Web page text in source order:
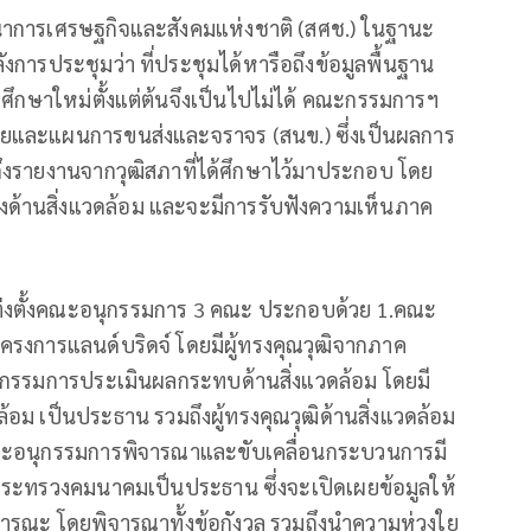
ารเศรษฐกิจและสังคมแห่งชาติ (สศช.) ในฐานะ
การประชุมว่า ที่ประชุมได้หารือถึงข้อมูลพื้นฐาน
กษาใหม่ตั้งแต่ต้นจึงเป็นไปไม่ได้ คณะกรรมการฯ
ละแผนการขนส่งและจราจร (สนข.) ซึ่งเป็นผลการ
ายงานจากวุฒิสภาที่ได้ศึกษาไว้มาประกอบ โดย
านสิ่งแวดล้อม และจะมีการรับฟังความเห็นภาค
ตั้งคณะอนุกรรมการ 3 คณะ ประกอบด้วย 1.คณะ
รงการแลนด์บริดจ์ โดยมีผู้ทรงคุณวุฒิจากภาค
รมการประเมินผลกระทบด้านสิ่งแวดล้อม โดยมี
ม เป็นประธาน รวมถึงผู้ทรงคุณวุฒิด้านสิ่งแวดล้อม
นุกรรมการพิจารณาและขับเคลื่อนกระบวนการมี
ทรวงคมนาคมเป็นประธาน ซึ่งจะเปิดเผยข้อมูลให้
ณะ โดยพิจารณาทั้งข้อกังวล รวมถึงนำความห่วงใย